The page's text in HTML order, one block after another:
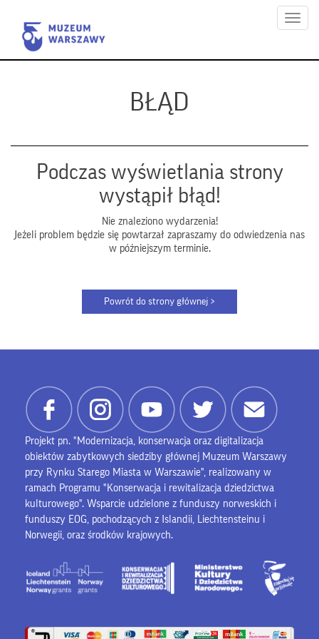
Menu
BŁĄD
Podczas wyświetlania strony
wystąpił błąd!
Nie znaleziono wydarzenia!
Jeżeli problem będzie się powtarzał zapraszamy do odwiedzenia nas
w późniejszym terminie.
Projekt pn. "Modernizacja, konserwacja oraz digitalizacja
obiektów zabytkowych siedziby głównej Muzeum Warszawy
przy Rynku Starego Miasta w Warszawie", realizowany w
ramach Programu "Konserwacja i rewitalizacja dziedzictwa
kulturowego". Wsparcie udzielone z funduszy norweskich i
funduszy EOG, pochodzących z Islandii, Liechtensteinu i
Norwegii, oraz środków krajowych.